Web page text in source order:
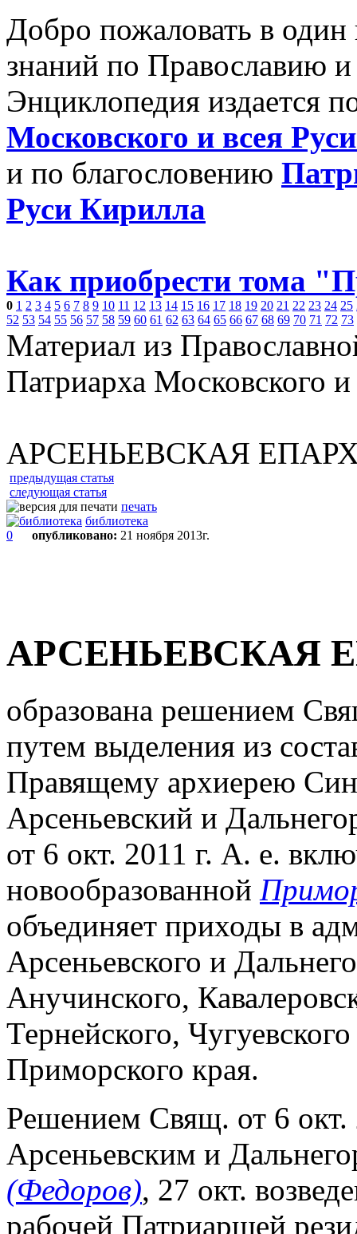
Добро пожаловать в
знаний по Православию
Энциклопедия издается
Московского и всея
и по благословению
Руси Кирилла
Как приобрести тома
0 1 2 3 4 5 6 7 8 9 10 11 12 13 14 15 16 17 18 19 20 21 22 23 24 25
52 53 54 55 56 57 58 59 60 61 62 63 64 65 66 67 68 69 70 71 72 73
Материал из
Патриарха Московского
АРСЕНЬЕВСКАЯ
предыдущая статья
следующая статья
печать
библиотека
0
опубликовано: 21 ноября 2013г.
АРСЕНЬЕВСКАЯ
образована решением
путем выделения из
Правящему архиерею
Арсеньевский и
от 6 окт. 2011 г. А. е.
новообразованной
объединяет приходы в
Арсеньевского и
Анучинского,
Тернейского,
Приморского края.
Решением Свящ. от 6 окт.
Арсеньевским и
(Федоров), 27 окт.
рабочей Патриаршей